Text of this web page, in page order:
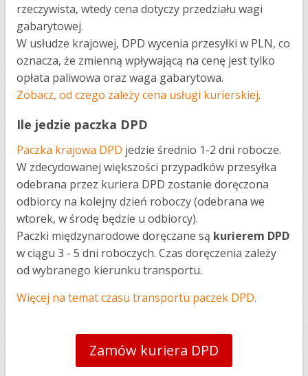
rzeczywista, wtedy cena dotyczy przedziału wagi
gabarytowej.
W usłudze krajowej, DPD wycenia przesyłki w PLN, co
oznacza, że zmienną wpływającą na cenę jest tylko
opłata paliwowa oraz waga gabarytowa.
Zobacz, od czego zależy cena usługi kurierskiej.
Ile jedzie paczka DPD
Paczka krajowa DPD jedzie średnio 1-2 dni robocze.
W zdecydowanej większości przypadków przesyłka
odebrana przez kuriera DPD zostanie doręczona
odbiorcy na kolejny dzień roboczy (odebrana we
wtorek, w środę będzie u odbiorcy).
Paczki międzynarodowe doręczane są kurierem DPD
w ciągu 3 - 5 dni roboczych. Czas doręczenia zależy
od wybranego kierunku transportu.
Więcej na temat czasu transportu paczek DPD.
Zamów kuriera DPD